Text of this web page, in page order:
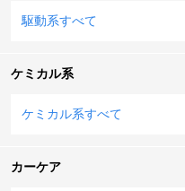
駆動系すべて
ケミカル系
ケミカル系すべて
カーケア